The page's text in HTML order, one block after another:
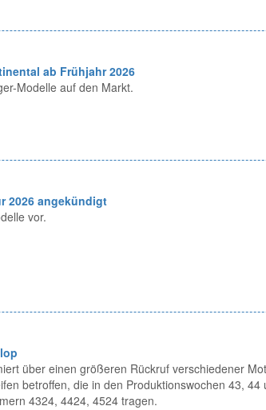
ab Frühjahr 2026
Modelle auf den Markt.
2026 angekündigt
vor.
über einen größeren Rückruf verschiedener
betroffen, die in den Produktionswochen 43,
4324, 4424, 4524 tragen.